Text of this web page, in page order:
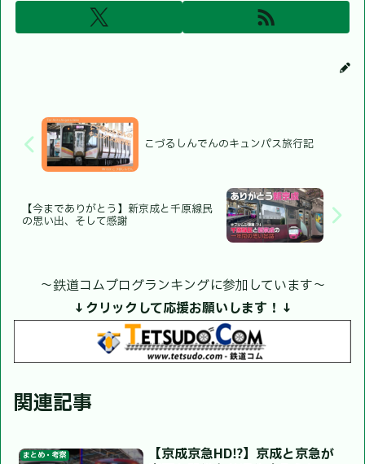
こづるしんでんのキュンパス旅行記
【今までありがとう】新京成と千原線民
の思い出、そして感謝
〜鉄道コムブログランキングに参加しています〜
↓クリックして応援お願いします！↓
関連記事
まとめ・考察
【京成京急HD⁉】京成と京急が